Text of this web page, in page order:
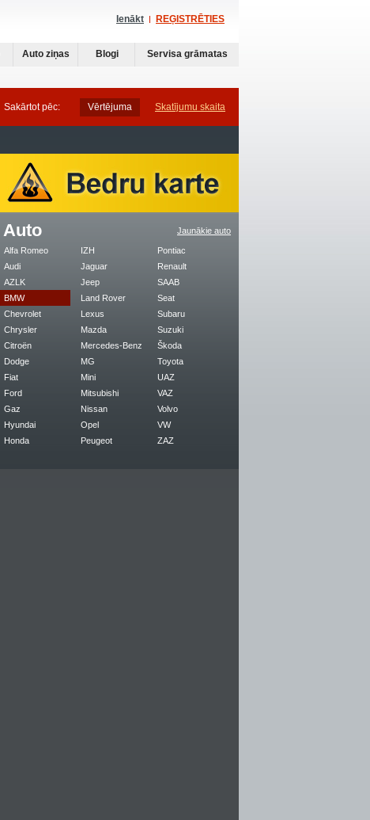
Ienākt REĢISTRĒTIES
Auto ziņas Blogi Servisa grāmatas
Sakārtot pēc: Vērtējuma Skatījumu skaita
Jaunākie auto
Auto
Alfa Romeo
Audi
AZLK
BMW
Chevrolet
Chrysler
Citroën
Dodge
Fiat
Ford
Gaz
Hyundai
Honda
IZH
Jaguar
Jeep
Land Rover
Lexus
Mazda
Mercedes-Benz
MG
Mini
Mitsubishi
Nissan
Opel
Peugeot
Pontiac
Renault
SAAB
Seat
Subaru
Suzuki
Škoda
Toyota
UAZ
VAZ
Volvo
VW
ZAZ